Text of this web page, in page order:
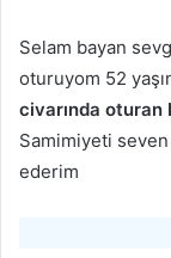
Selam bayan
oturuyom 52
civarında oturan
Samimiyeti
ederim